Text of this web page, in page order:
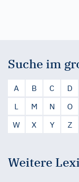
Suche im
A B C D
L
M N O
W
X Y Z
Weitere